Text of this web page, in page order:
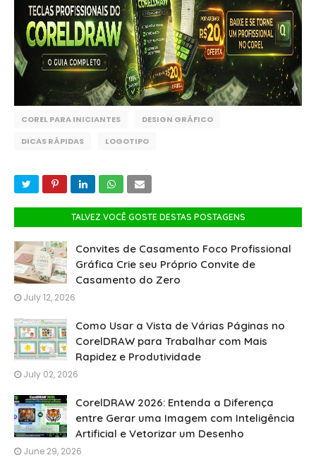
COREL PARA INICIANTES
DESIGN GRÁFICO
DICAS RÁPIDAS
LOGOTIPO
TALVEZ VOCÊ GOSTE DESTAS POSTAGENS
Convites de Casamento Foco Profissional
Gráfica Crie seu Próprio Convite de
Casamento do Zero
July 12, 2026
Como Usar a Vista de Várias Páginas no
CorelDRAW para Trabalhar com Mais
Rapidez e Produtividade
July 02, 2026
CorelDRAW 2026: Entenda a Diferença
entre Gerar uma Imagem com Inteligência
Artificial e Vetorizar um Desenho
June 29, 2026